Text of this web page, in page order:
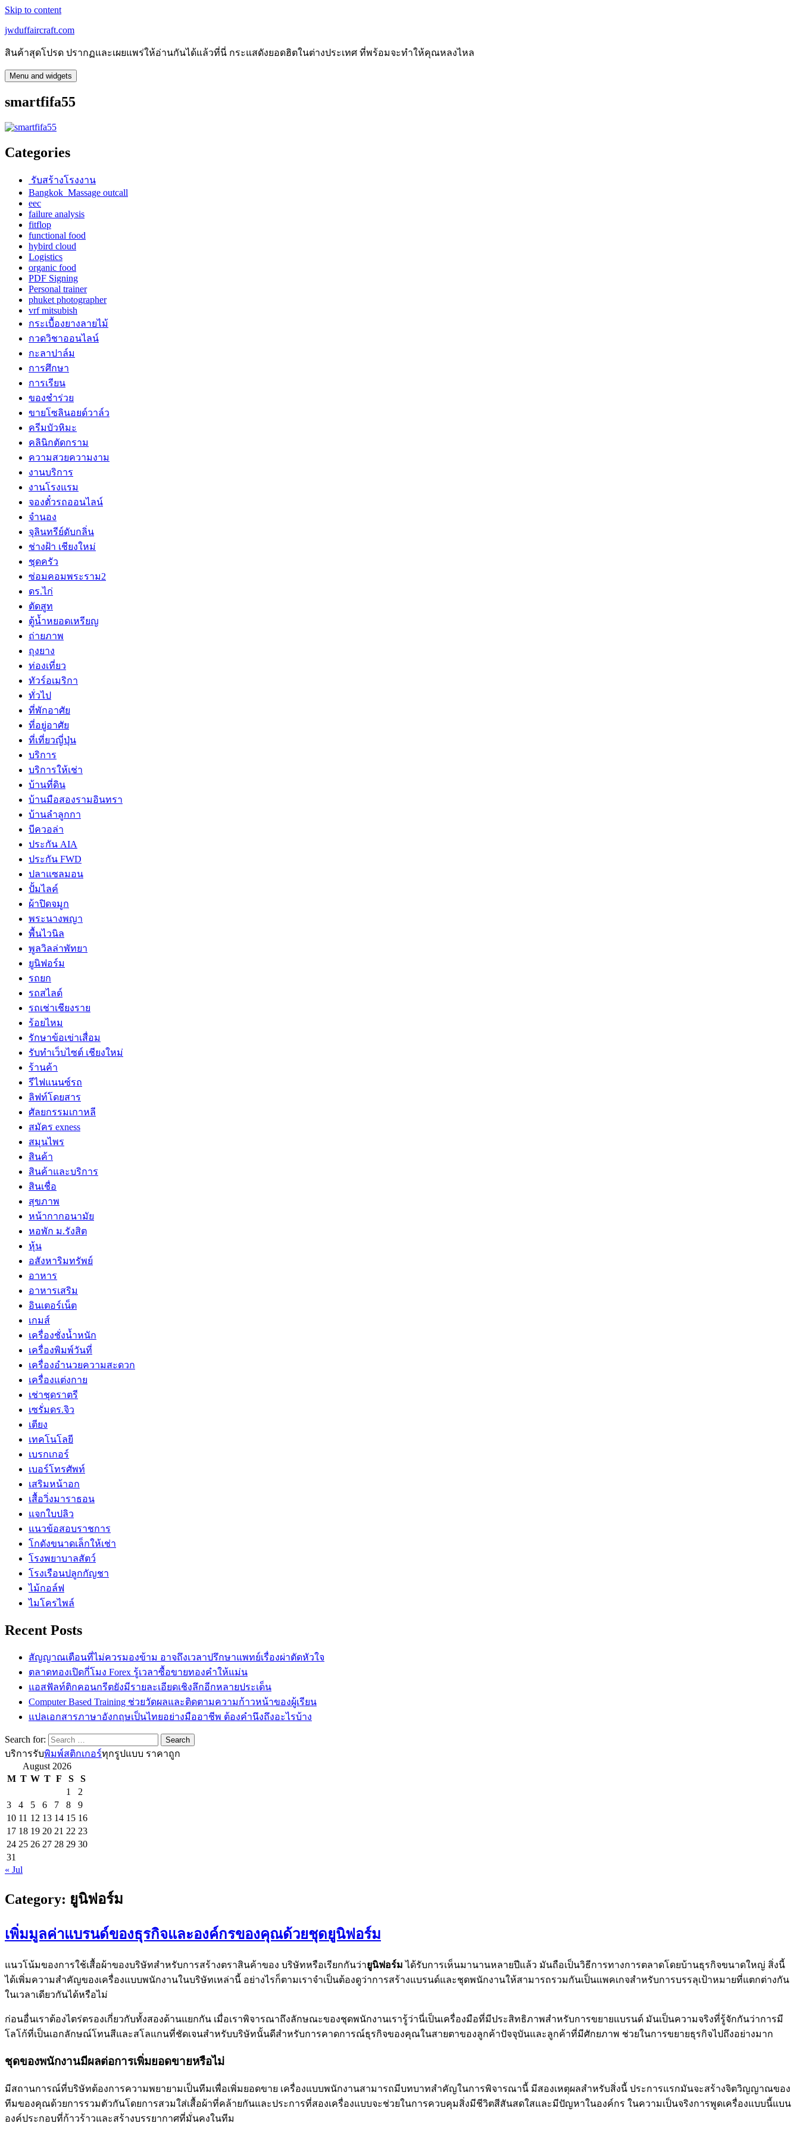
Skip to content
jwduffaircraft.com
สินค้าสุดโปรด ปรากฏและเผยแพร่ให้อ่านกันได้แล้วที่นี่ กระแสดังยอดฮิตในต่างประเทศ ที่พร้อมจะทำให้คุณหลงไหล
Menu and widgets
smartfifa55
Categories
รับสร้างโรงงาน
Bangkok Massage outcall
eec
failure analysis
fitflop
functional food
hybird cloud
Logistics
organic food
PDF Signing
Personal trainer
phuket photographer
vrf mitsubish
กระเบื้องยางลายไม้
กวดวิชาออนไลน์
กะลาปาล์ม
การศึกษา
การเรียน
ของชำร่วย
ขายโซลินอยด์วาล์ว
ครีมบัวหิมะ
คลินิกตัดกราม
ความสวยความงาม
งานบริการ
งานโรงแรม
จองตั๋วรถออนไลน์
จำนอง
จุลินทรีย์ดับกลิ่น
ช่างฝ้า เชียงใหม่
ชุดครัว
ซ่อมคอมพระราม2
ดร.ไก่
ตัดสูท
ตู้น้ำหยอดเหรียญ
ถ่ายภาพ
ถุงยาง
ท่องเที่ยว
ทัวร์อเมริกา
ทั่วไป
ที่พักอาศัย
ที่อยู่อาศัย
ที่เที่ยวญี่ปุ่น
บริการ
บริการให้เช่า
บ้านที่ดิน
บ้านมือสองรามอินทรา
บ้านลำลูกกา
บีควอล่า
ประกัน AIA
ประกัน FWD
ปลาแซลมอน
ปั้มไลค์
ผ้าปิดจมูก
พระนางพญา
พื้นไวนิล
พูลวิลล่าพัทยา
ยูนิฟอร์ม
รถยก
รถสไลด์
รถเช่าเชียงราย
ร้อยไหม
รักษาข้อเข่าเสื่อม
รับทำเว็บไซต์ เชียงใหม่
ร้านค้า
รีไฟแนนซ์รถ
ลิฟท์โดยสาร
ศัลยกรรมเกาหลี
สมัคร exness
สมุนไพร
สินค้า
สินค้าและบริการ
สินเชื่อ
สุขภาพ
หน้ากากอนามัย
หอพัก ม.รังสิต
หุ้น
อสังหาริมทรัพย์
อาหาร
อาหารเสริม
อินเตอร์เน็ต
เกมส์
เครื่องชั่งน้ำหนัก
เครื่องพิมพ์วันที่
เครื่องอำนวยความสะดวก
เครื่องแต่งกาย
เช่าชุดราตรี
เซรั่มดร.จิว
เตียง
เทคโนโลยี
เบรกเกอร์
เบอร์โทรศัพท์
เสริมหน้าอก
เสื้อวิ่งมาราธอน
แจกใบปลิว
แนวข้อสอบราชการ
โกดังขนาดเล็กให้เช่า
โรงพยาบาลสัตว์
โรงเรือนปลูกกัญชา
ไม้กอล์ฟ
ไมโครไพล์
Recent Posts
สัญญาณเตือนที่ไม่ควรมองข้าม อาจถึงเวลาปรึกษาแพทย์เรื่องผ่าตัดหัวใจ
ตลาดทองเปิดกี่โมง Forex รู้เวลาซื้อขายทองคำให้แม่น
แอสฟัลท์ติกคอนกรีตยังมีรายละเอียดเชิงลึกอีกหลายประเด็น
Computer Based Training ช่วยวัดผลและติดตามความก้าวหน้าของผู้เรียน
แปลเอกสารภาษาอังกฤษเป็นไทยอย่างมืออาชีพ ต้องคำนึงถึงอะไรบ้าง
Search for:
บริการรับพิมพ์สติกเกอร์ทุกรูปแบบ ราคาถูก
August 2026
M T W T F S
S
1
2
3
4 5 6 7 8
9
10 11 12 13 14 15 16
17 18 19 20 21 22 23
24 25 26 27 28 29 30
31
« Jul
Category: ยูนิฟอร์ม
เพิ่มมูลค่าแบรนด์ของธุรกิจและองค์กรของคุณด้วยชุดยูนิฟอร์ม
แนวโน้มของการใช้เสื้อผ้าของบริษัทสำหรับการสร้างตราสินค้าของ บริษัทหรือเรียกกันว่ายูนิฟอร์ม ได้รับการเห็นมานานหลายปีแล้ว มันถือเป็นวิธีการทางการตลาดโดยบ้านธุรกิจขนาดใหญ่ สิ่งนี้
ได้เพิ่มความสำคัญของเครื่องแบบพนักงานในบริษัทเหล่านี้ อย่างไรก็ตามเราจำเป็นต้องดูว่าการสร้างแบรนด์และชุดพนักงานให้สามารถรวมกันเป็นแพคเกจสำหรับการบรรลุเป้าหมายที่แตกต่างกัน
ในเวลาเดียวกันได้หรือไม่
ก่อนอื่นเราต้องไตร่ตรองเกี่ยวกับทั้งสองด้านแยกกัน เมื่อเราพิจารณาถึงลักษณะของชุดพนักงานเรารู้ว่านี่เป็นเครื่องมือที่มีประสิทธิภาพสำหรับการขยายแบรนด์ มันเป็นความจริงที่รู้จักกันว่าการมี
โลโก้ที่เป็นเอกลักษณ์โทนสีและสโลแกนที่ชัดเจนสำหรับบริษัทนั้นดีสำหรับการคาดการณ์ธุรกิจของคุณในสายตาของลูกค้าปัจจุบันและลูกค้าที่มีศักยภาพ ช่วยในการขยายธุรกิจไปถึงอย่างมาก
ชุดของพนักงานมีผลต่อการเพิ่มยอดขายหรือไม่
มีสถานการณ์ที่บริษัทต้องการความพยายามเป็นทีมเพื่อเพิ่มยอดขาย เครื่องแบบพนักงานสามารถมีบทบาทสำคัญในการพิจารณานี้ มีสองเหตุผลสำหรับสิ่งนี้ ประการแรกมันจะสร้างจิตวิญญาณของ
ทีมของคุณด้วยการรวมตัวกันโดยการสวมใส่เสื้อผ้าที่คล้ายกันและประการที่สองเครื่องแบบจะช่วยในการควบคุมสิ่งมีชีวิตสีสันสดใสและมีปัญหาในองค์กร ในความเป็นจริงการพูดเครื่องแบบนี้แบน
องค์ประกอบที่ก้าวร้าวและสร้างบรรยากาศที่มั่นคงในทีม